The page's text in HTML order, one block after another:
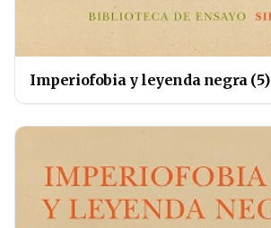
Imperiofobia y leyenda negra (5)